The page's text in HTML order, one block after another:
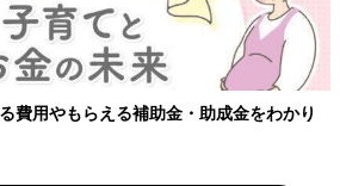
費用やもらえる補助金・助成金をわかり